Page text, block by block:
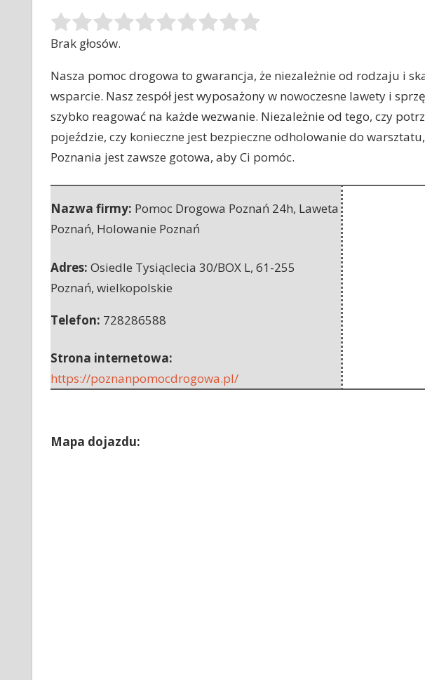
Brak głosów.
Nasza pomoc drogowa to gwarancja, że niezależnie od rodzaju i
wsparcie. Nasz zespół jest wyposażony wnowoczesne lawety i
szybko reagować na każde wezwanie. Niezależnie od tego, czy
pojeździe, czy konieczne jest bezpieczne odholowanie do
Poznania jest zawsze gotowa, aby Ci pomóc.
Nazwa firmy: Pomoc Drogowa Poznań 24h, Laweta
Poznań, Holowanie Poznań
Adres: Osiedle Tysiąclecia 30/BOX L, 61-255
Poznań, wielkopolskie
Telefon: 728286588
Strona internetowa:
https://poznanpomocdrogowa.pl/
Mapa dojazdu: